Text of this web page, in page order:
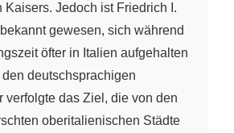
Kaisers. Jedoch ist Friedrich I.
gewesen, sich während
öfter in Italien aufgehalten
deutschsprachigen
verfolgte das Ziel, die von den
oberitalienischen Städte